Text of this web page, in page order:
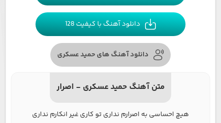
دانلود آهنگ با کیفیت 128
دانلود آهنگ های حمید عسکری
متن آهنگ حمید عسکری - اصرار
هیچ احساسی به اصرارم نداری تو کاری غیر انکارم نداری